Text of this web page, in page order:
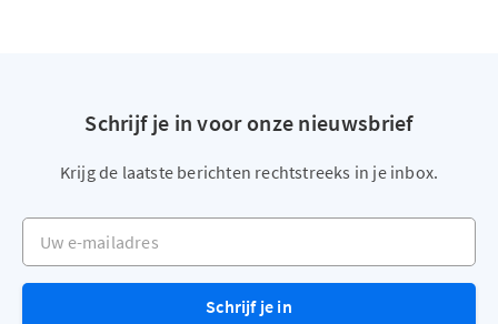
Schrijf je in voor onze nieuwsbrief
Krijg de laatste berichten rechtstreeks in je inbox.
Uw e-mailadres
Schrijf je in